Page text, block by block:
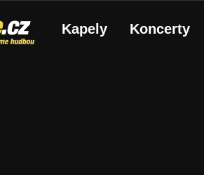
Kapely Koncerty